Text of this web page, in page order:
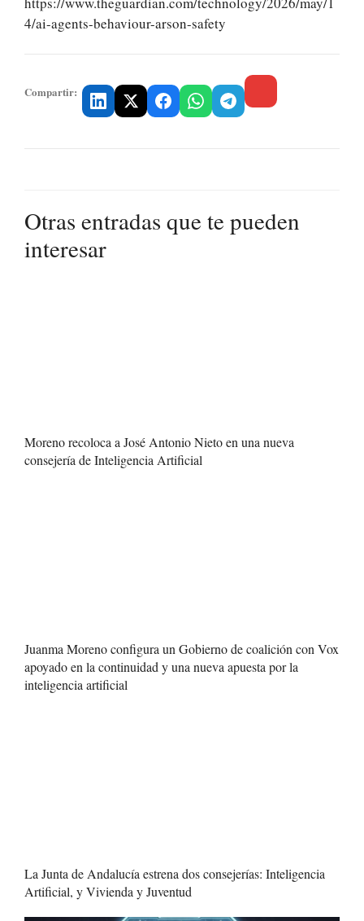
4/ai-agents-behaviour-arson-safety
Compartir:
Otras entradas que te pueden
interesar
Moreno recoloca a José Antonio Nieto en una nueva
consejería de Inteligencia Artificial
Juanma Moreno configura un Gobierno de coalición con Vox
apoyado en la continuidad y una nueva apuesta por la
inteligencia artificial
La Junta de Andalucía estrena dos consejerías: Inteligencia
Artificial, y Vivienda y Juventud